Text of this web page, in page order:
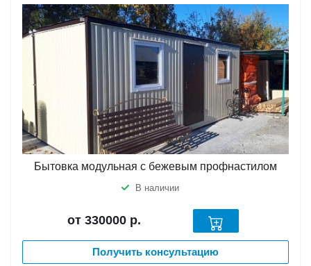
Бытовка модульная с бежевым профнастилом
В наличии
от 330000 р.
Получить консультацию